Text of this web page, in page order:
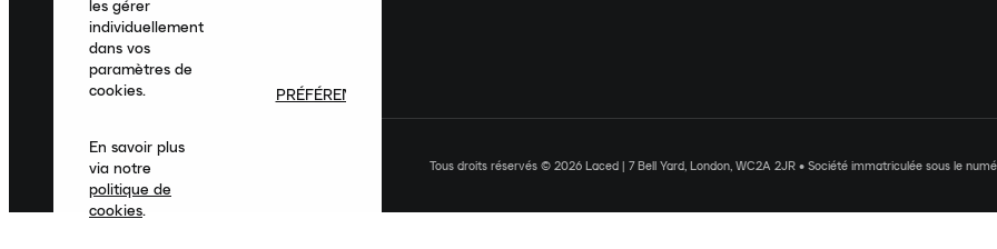
Tous droits réservés © 2026 Laced | 7 Bell Yard, London, WC2A 2JR • Société immatriculée sous le
les gérer
individuellement
dans vos
paramètres de
cookies.
En savoir plus
via notre
politique de
cookies.
PRÉFÉRENCES